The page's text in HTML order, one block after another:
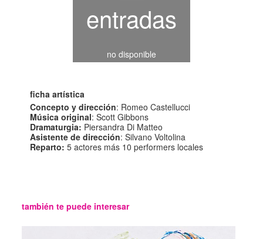
entradas
no disponible
ficha artística
Concepto y dirección: Romeo Castellucci
Música original: Scott Gibbons
Dramaturgia: Piersandra Di Matteo
Asistente de dirección: Silvano Voltolina
Reparto:5 actores más 10 performers locales
también te puede interesar